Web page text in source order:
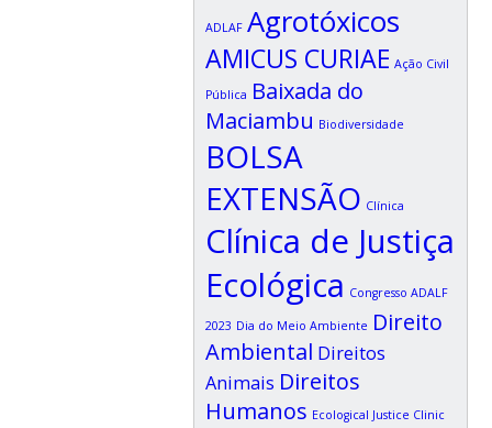
ADLAF Agrotóxicos
AMICUS CURIAE Ação Civil
Pública Baixada do
Maciambu Biodiversidade
BOLSA
EXTENSÃO Clínica
Clínica de Justiça
Ecológica Congresso ADALF
2023 Dia do Meio Ambiente Direito
Ambiental Direitos
Animais Direitos
Humanos Ecological Justice Clinic